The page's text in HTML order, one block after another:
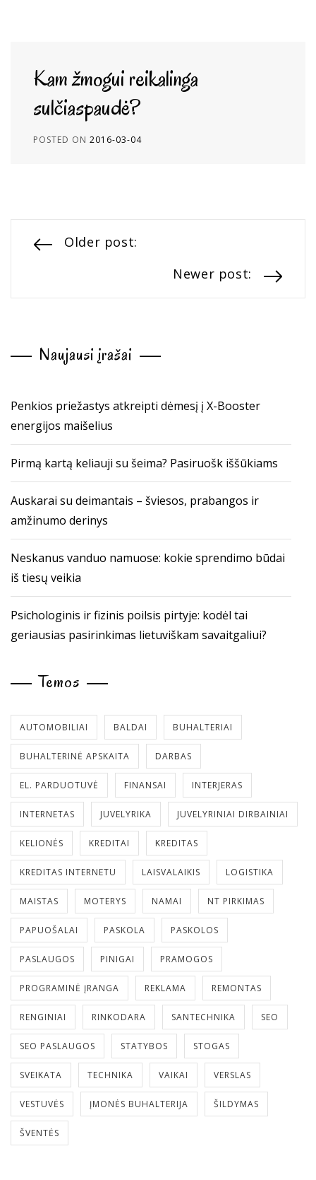
Kam žmogui reikalinga
sulčiaspaudė?
POSTED ON 2016-03-04
NavigacijaOlder post:
Newer post:
Naujausi įrašai
Penkios priežastys atkreipti dėmesį į X-Booster
energijos maišelius
Pirmą kartą keliauji su šeima? Pasiruošk iššūkiams
Auskarai su deimantais – šviesos, prabangos ir
amžinumo derinys
Neskanus vanduo namuose: kokie sprendimo būdai
iš tiesų veikia
Psichologinis ir fizinis poilsis pirtyje: kodėl tai
geriausias pasirinkimas lietuviškam savaitgaliui?
Temos
AUTOMOBILIAI BALDAI BUHALTERIAI
BUHALTERINĖ APSKAITA DARBAS
EL. PARDUOTUVĖ FINANSAI INTERJERAS
INTERNETAS JUVELYRIKA JUVELYRINIAI DIRBAINIAI
KELIONĖS KREDITAI KREDITAS
KREDITAS INTERNETU LAISVALAIKIS LOGISTIKA
MAISTAS MOTERYS NAMAI NT PIRKIMAS
PAPUOŠALAI PASKOLA PASKOLOS
PASLAUGOS PINIGAI PRAMOGOS
PROGRAMINĖ ĮRANGA REKLAMA REMONTAS
RENGINIAI RINKODARA SANTECHNIKA SEO
SEO PASLAUGOS STATYBOS STOGAS
SVEIKATA TECHNIKA VAIKAI VERSLAS
VESTUVĖS ĮMONĖS BUHALTERIJA ŠILDYMAS
ŠVENTĖS